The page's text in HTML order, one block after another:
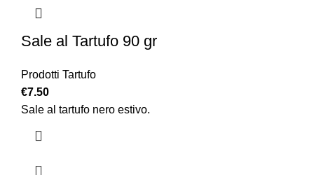
Sale al Tartufo 90 gr
Prodotti Tartufo
€7.50
Sale al tartufo nero estivo.